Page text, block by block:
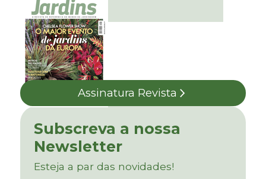
Assinatura Revista
Subscreva a nossa
Newsletter
Esteja a par das novidades!